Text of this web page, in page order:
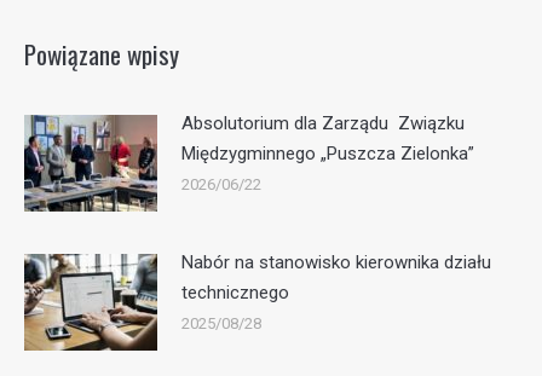
Powiązane wpisy
Absolutorium dla Zarządu Związku
Międzygminnego „Puszcza Zielonka”
2026/06/22
Nabór na stanowisko kierownika działu
technicznego
2025/08/28